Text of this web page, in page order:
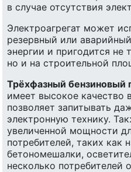
в случае отсутствия
Электроагрегат может
резервный или
энергии и пригодится не
но и на строительной
Трёхфазный
имеет высокое качество
позволяет запитывать
электронную технику.
увеличенной мощности
потребителей, таких как
бетономешалки,
несколько потребителей